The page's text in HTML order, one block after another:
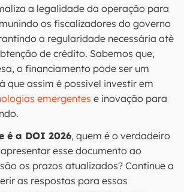
a legalidade da operação para
os fiscalizadores do governo
a regularidade necessária até
de crédito. Sabemos que,
o financiamento pode ser um
que assim é possível investir em
emergentes e inovação para
é a DOI 2026, quem é o verdadeiro
esse documento ao
os prazos atualizados? Continue a
as respostas para essas